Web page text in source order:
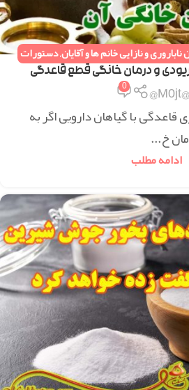
و نازایی خانم ها و آقایان,دستورات
و درمان خانگی قطع قاعدگی
0
با گیاهان دارویی اگر به
خ...
ادامه مطلب